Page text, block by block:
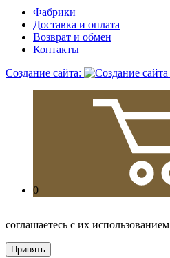
Фабрики
Доставка и оплата
Возврат и обмен
Контакты
Создание сайта:
0
соглашаетесь с их использованием
Принять